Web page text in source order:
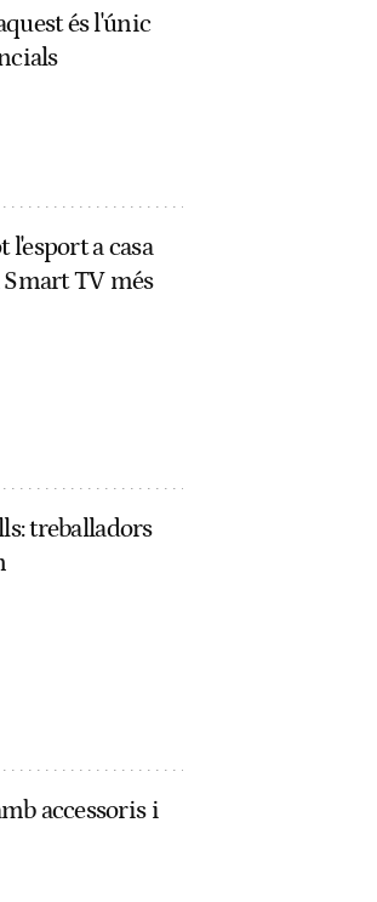
és l'únic
l'esport a casa
TV més
treballadors
accessoris i